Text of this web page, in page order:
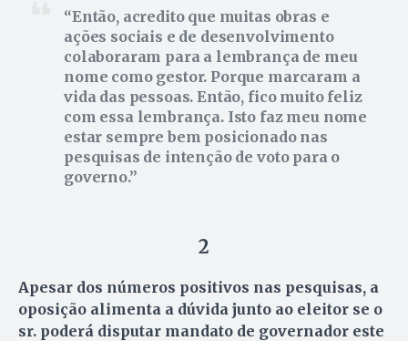
Então, acredito que muitas obras e
ações sociais e de desenvolvimento
colaboraram para a lembrança de meu
nome como gestor. Porque marcaram a
vida das pessoas. Então, fico muito feliz
com essa lembrança. Isto faz meu nome
estar sempre bem posicionado nas
pesquisas de intenção de voto para o
governo.
2
Apesar dos números positivos nas pesquisas, a
oposição alimenta a dúvida junto ao eleitor se o
sr. poderá disputar mandato de governador este